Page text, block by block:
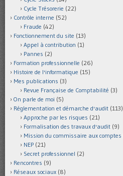
Cycle Trésorerie (22)
Contrôle interne (52)
Fraude (42)
Fonctionnement du site (13)
Appel à contribution (1)
Pannes (2)
Formation professionnelle (26)
Histoire de l'informatique (15)
Mes publications (3)
Revue Française de Comptabilité (3)
On parle de moi (5)
Réglementation et démarche d'audit (113)
Approche par les risques (21)
Formalisation des travaux d'audit (9)
Mission du commissaire aux comptes
NEP (21)
Secret professionnel (2)
Rencontres (9)
Réseaux sociaux (8)